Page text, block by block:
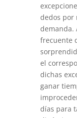
dedos por
demanda.
frecuente
el
dichas
ganar
días para